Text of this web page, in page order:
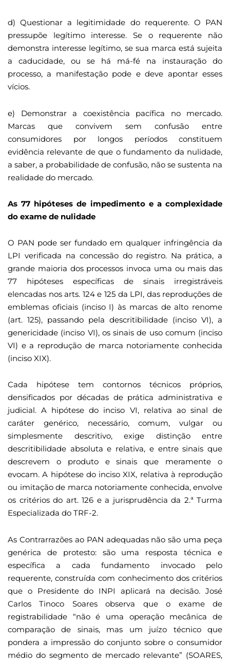
d) Questionar a legitimidade do requerente. O PAN
pressupõe legítimo interesse. Se o requerente não
demonstra interesse legítimo, se sua marca está sujeita
a caducidade, ou se há má-fé na instauração do
processo, a manifestação pode e deve apontar esses
vícios.
e) Demonstrar a coexistência pacífica no mercado.
Marcas que convivem sem confusão entre
consumidores por longos períodos constituem
evidência relevante de que o fundamento da nulidade,
a saber, a probabilidade de confusão, não se sustenta na
realidade do mercado.
As 77 hipóteses de impedimento e a complexidade
do exame de nulidade
O PAN pode ser fundado em qualquer infringência da
LPI verificada na concessão do registro. Na prática, a
grande maioria dos processos invoca uma ou mais das
77 hipóteses específicas de sinais irregistráveis
elencadas nos arts. 124 e 125 da LPI, das reproduções de
emblemas oficiais (inciso I) às marcas de alto renome
(art. 125), passando pela descritibilidade (inciso VI), a
genericidade (inciso VI), os sinais de uso comum (inciso
VI) e a reprodução de marca notoriamente conhecida
(inciso XIX).
Cada hipótese tem contornos técnicos próprios,
densificados por décadas de prática administrativa e
judicial. A hipótese do inciso VI, relativa ao sinal de
caráter genérico, necessário, comum, vulgar ou
simplesmente descritivo, exige distinção entre
descritibilidade absoluta e relativa, e entre sinais que
descrevem o produto e sinais que meramente o
evocam. A hipótese do inciso XIX, relativa à reprodução
ou imitação de marca notoriamente conhecida, envolve
os critérios do art. 126 e a jurisprudência da 2.ª Turma
Especializada do TRF-2.
As Contrarrazões ao PAN adequadas não são uma peça
genérica de protesto: são uma resposta técnica e
específica a cada fundamento invocado pelo
requerente, construída com conhecimento dos critérios
que o Presidente do INPI aplicará na decisão. José
Carlos Tinoco Soares observa que o exame de
registrabilidade “não é uma operação mecânica de
comparação de sinais, mas um juízo técnico que
pondera a impressão do conjunto sobre o consumidor
médio do segmento de mercado relevante” (SOARES,